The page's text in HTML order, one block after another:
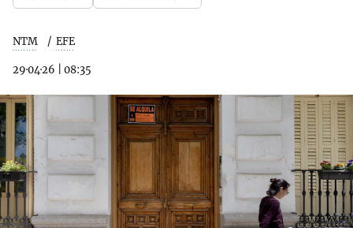
NTM EFE
29·04·26 08:35